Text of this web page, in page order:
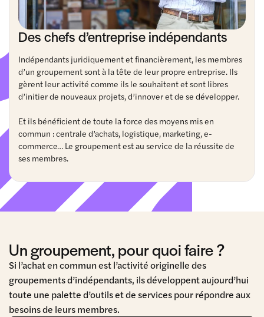
Des chefs d’entreprise indépendants
Indépendants juridiquement et financièrement, les membres
d’un groupement sont à la tête de leur propre entreprise. Ils
gèrent leur activité comme ils le souhaitent et sont libres
d’initier de nouveaux projets, d’innover et de se développer.
Et ils bénéficient de toute la force des moyens mis en
commun : centrale d’achats, logistique, marketing, e-
commerce… Le groupement est au service de la réussite de
ses membres.
Un groupement, pour quoi faire ?
Si l’achat en commun est l’activité originelle des
groupements d’indépendants, ils développent aujourd’hui
toute une palette d’outils et de services pour répondre aux
besoins de leurs membres.